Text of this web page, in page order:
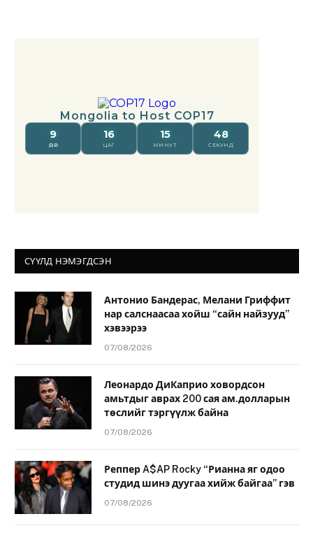
СҮҮЛД НЭМЭГДСЭН
Антонио Бандерас, Мелани Гриффит
нар салснаасаа хойш “сайн найзууд”
хэвээрээ
07/08/2026
Леонардо ДиКаприо ховордсон
амьтдыг аврах 200 сая ам.долларын
төслийг тэргүүлж байна
07/08/2026
Реппер A$AP Rocky “Рианна яг одоо
студид шинэ дуугаа хийж байгаа” гэв
07/08/2026